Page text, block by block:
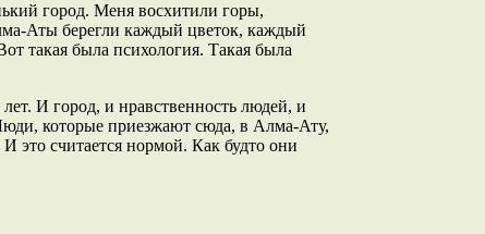
город. Меня восхитили горы,
Аты берегли каждый цветок, каждый
такая была психология. Такая была
лет. И город, и нравственность людей, и
которые приезжают сюда, в Алма-Ату,
это считается нормой. Как будто они